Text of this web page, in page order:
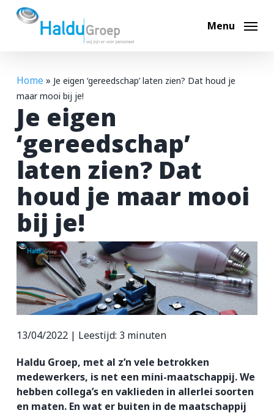
Skip
Menu
Home» Je eigen ‘gereedschap’ laten zien? Dat houd je
maar mooi bij je!
Je eigen
‘gereedschap’
laten zien? Dat
houd je maar mooi
bij je!
13/04/2022 | Leestijd: 3 minuten
Haldu Groep, met al z’n vele betrokken
medewerkers, is net een mini-maatschappij. We
hebben collega’s en vaklieden in allerlei soorten
en maten. En wat er buiten in de maatschappij
Hoi, ik ben Max
Ik help je graag op weg. Waar ben je naar op zoek?
Bouwvacatures
Techniek vacatures
Automotive vacatures
Werken bij Haldu
ZZP-opdrachten
Vakmensen nodig?